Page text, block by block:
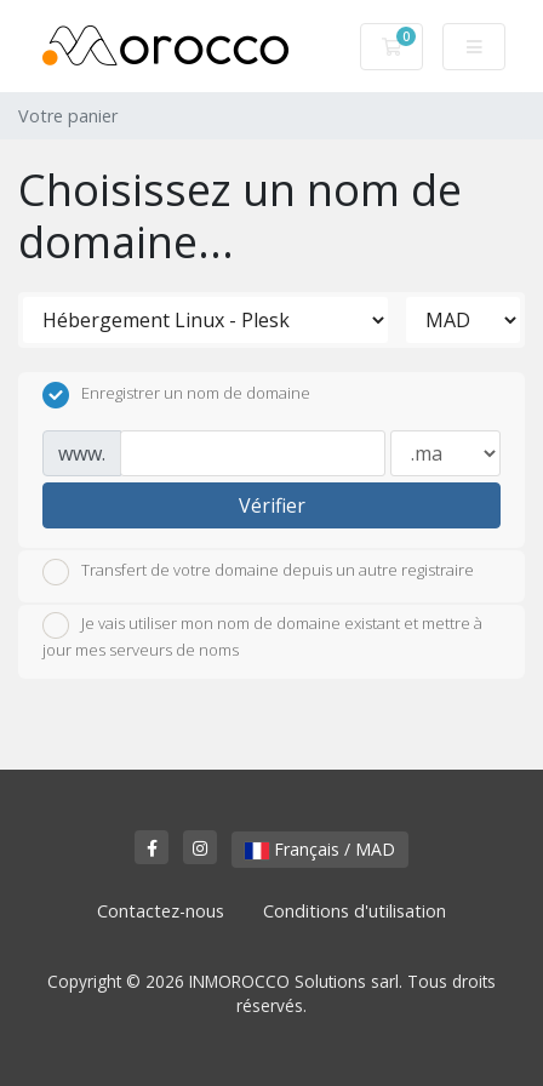
0
Votre panier
Votre panier
Choisissez un nom de
domaine...
Enregistrer un nom de domaine
www.
Vérifier
Transfert de votre domaine depuis un autre registraire
Je vais utiliser mon nom de domaine existant et mettre à
jour mes serveurs de noms
Français / MAD
Contactez-nous Conditions d'utilisation
Copyright © 2026 INMOROCCO Solutions sarl. Tous droits
réservés.